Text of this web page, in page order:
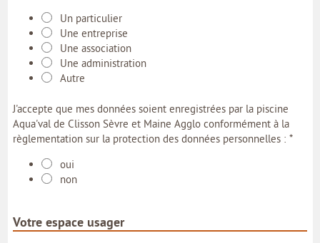
Un particulier
Une entreprise
Une association
Une administration
Autre
J'accepte que mes données soient enregistrées par la piscine
Aqua'val de Clisson Sèvre et Maine Agglo conformément à la
règlementation sur la protection des données personnelles : *
oui
non
Votre espace usager